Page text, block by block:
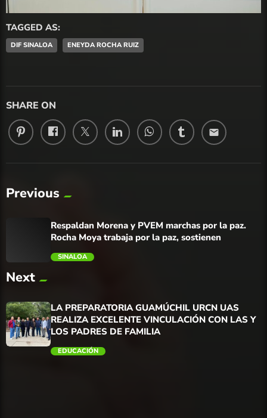
TAGGED AS:
DIF SINALOA ENEYDA ROCHA RUIZ
SHARE ON
email
Previous
trending_flat
Respaldan Morena y PVEM marchas por la paz.
Rocha Moya trabaja por la paz, sostienen
SINALOA
Next
LA PREPARATORIA GUAMÚCHIL URCN UAS
REALIZA EXCELENTE VINCULACIÓN CON LAS Y
LOS PADRES DE FAMILIA
EDUCACIÓN